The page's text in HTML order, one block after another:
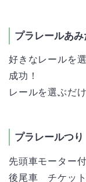
プラレールあみ
好きなレールを
成功！
レールを選ぶだ
プラレールつり
先頭車モーター
後尾車 チケット